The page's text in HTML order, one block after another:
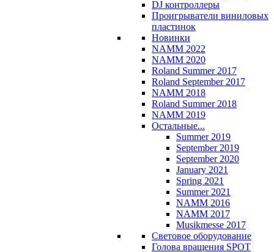
DJ контроллеры
Проигрыватели виниловых
пластинок
Новинки
NAMM 2022
NAMM 2020
Roland Summer 2017
Roland September 2017
NAMM 2018
Roland Summer 2018
NAMM 2019
Остальные...
Summer 2019
September 2019
September 2020
January 2021
Spring 2021
Summer 2021
NAMM 2016
NAMM 2017
Musikmesse 2017
Световое оборудование
Голова вращения SPOT